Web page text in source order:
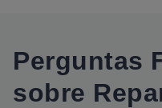
Perguntas
sobre